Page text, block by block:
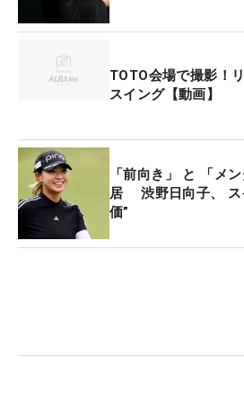
1988年大会を制したエイミー
が飛び込んでから恒例となり、
の愛称で親しまれてきた。それ
州のザ・クラブatカールトン・
その理由は『水質』にある。ミ
ポピーズポンドは池を区切り、
ようにキレイな水が用意されて
は、どう見ても常設されている
TOTO会場で撮影！
スイング【動画】
「前向き」 と 「メ
居 渋野日向子、 ス
価”